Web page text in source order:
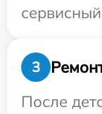
3
После